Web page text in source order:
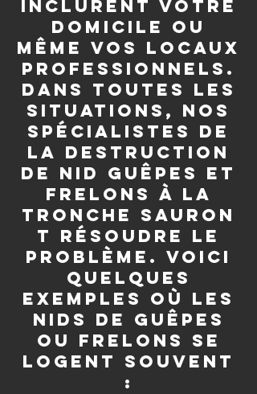
inclurent votre
domicile ou
même vos locaux
professionnels.
Dans toutes les
situations, nos
spécialistes de
la destruction
de nid guêpes et
frelons à La
Tronche sauron
t résoudre le
problème. Voici
quelques
exemples où les
nids de guêpes
ou frelons se
logent souvent
: